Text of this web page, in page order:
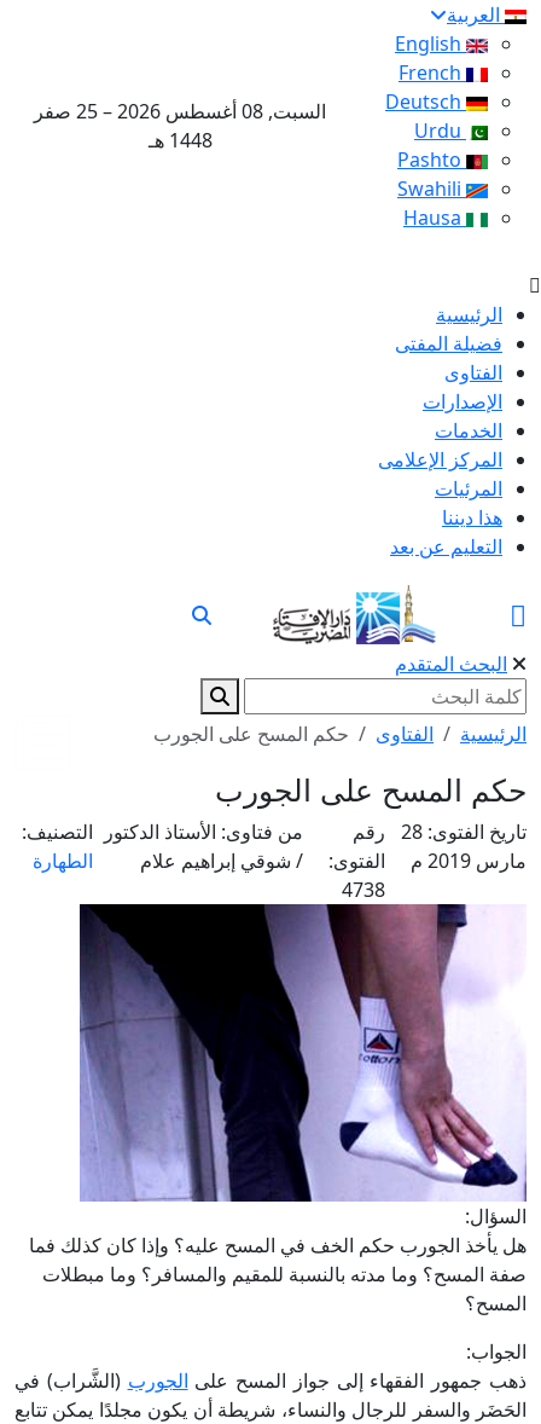
العربية
السبت, 08 أغسطس 2026 – 25 صفر
1448 هـ
الرئيسية
فضيلة المفتى
الفتاوى
الإصدارات
الخدمات
المركز الإعلامى
المرئيات
هذا ديننا
التعليم عن بعد
البحث المتقدم
الرئيسية الفتاوى حكم المسح على الجورب
حكم المسح على الجورب
تاريخ الفتوى: 28
مارس 2019 م
رقم
الفتوى:
4738
من فتاوى: الأستاذ الدكتور
/ شوقي إبراهيم علام
التصنيف:
الطهارة
السؤال:
هل يأخذ الجورب حكم الخف في المسح عليه؟ وإذا كان كذلك فما
صفة المسح؟ وما مدته بالنسبة للمقيم والمسافر؟ وما مبطلات
المسح؟
الجواب:
ذهب جمهور الفقهاء إلى جواز المسح على الجورب (الشَّراب) في
الحَضَر والسفر للرجال والنساء، شريطة أن يكون مجلدًا يمكن تتابع